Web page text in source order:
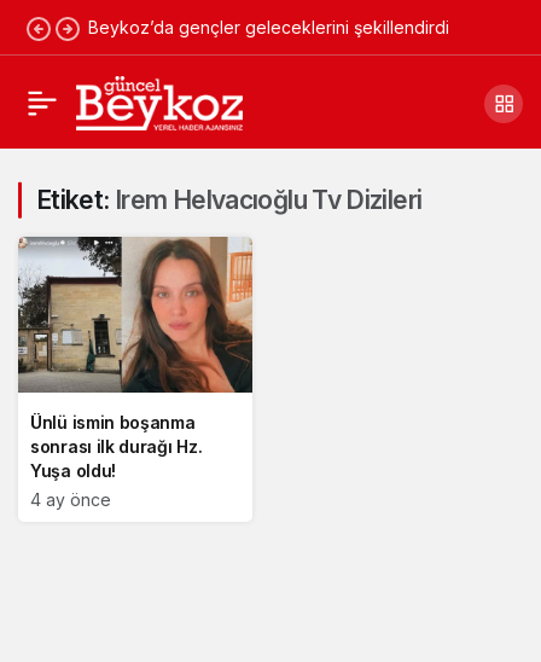
Beykoz’da gençler geleceklerini şekillendirdi
Etiket: Irem Helvacıoğlu Tv Dizileri
Ünlü ismin boşanma
sonrası ilk durağı Hz.
Yuşa oldu!
4 ay önce